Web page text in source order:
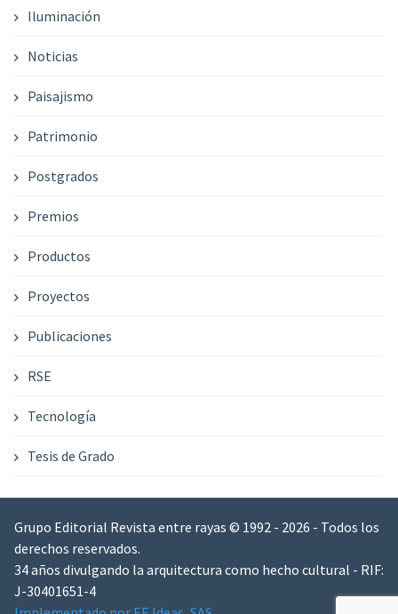
Iluminación
Noticias
Paisajismo
Patrimonio
Postgrados
Premios
Productos
Proyectos
Publicaciones
RSE
Tecnología
Tesis de Grado
Grupo Editorial Revista entre rayas © 1992 - 2026 - Todos los
derechos reservados.
34 años divulgando la arquitectura como hecho cultural - RIF:
J-30401651-4